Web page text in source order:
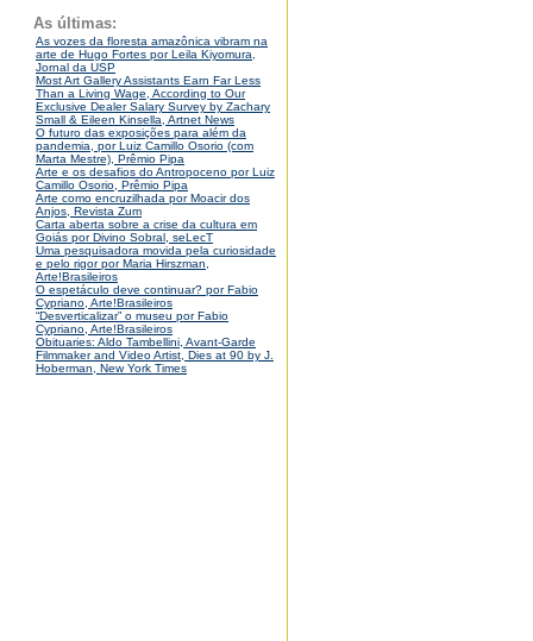
As últimas:
As vozes da floresta amazônica vibram na
arte de Hugo Fortes por Leila Kiyomura,
Jornal da USP
Most Art Gallery Assistants Earn Far Less
Than a Living Wage, According to Our
Exclusive Dealer Salary Survey by Zachary
Small & Eileen Kinsella, Artnet News
O futuro das exposições para além da
pandemia, por Luiz Camillo Osorio (com
Marta Mestre), Prêmio Pipa
Arte e os desafios do Antropoceno por Luiz
Camillo Osorio, Prêmio Pipa
Arte como encruzilhada por Moacir dos
Anjos, Revista Zum
Carta aberta sobre a crise da cultura em
Goiás por Divino Sobral, seLecT
Uma pesquisadora movida pela curiosidade
e pelo rigor por Maria Hirszman,
Arte!Brasileiros
O espetáculo deve continuar? por Fabio
Cypriano, Arte!Brasileiros
“Desverticalizar” o museu por Fabio
Cypriano, Arte!Brasileiros
Obituaries: Aldo Tambellini, Avant-Garde
Filmmaker and Video Artist, Dies at 90 by J.
Hoberman, New York Times